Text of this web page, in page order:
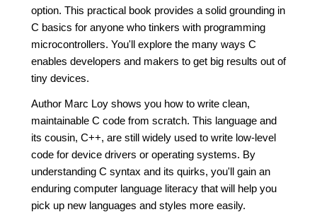
option. This practical book provides a solid grounding in
C basics for anyone who tinkers with programming
microcontrollers. You'll explore the many ways C
enables developers and makers to get big results out of
tiny devices.
Author Marc Loy shows you how to write clean,
maintainable C code from scratch. This language and
its cousin, C++, are still widely used to write low-level
code for device drivers or operating systems. By
understanding C syntax and its quirks, you'll gain an
enduring computer language literacy that will help you
pick up new languages and styles more easily.